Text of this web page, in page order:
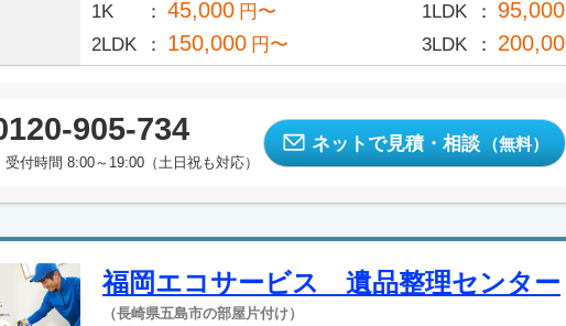
1K 45,000 円〜 1LDK 95,000
2LDK
150,000 円〜 3LDK
905-734
付時間 8:00～19:00（土日祝も対応）
ネットで見積・相談 （無料）
福岡エコサービス 遺品整理センター
（長崎県五島市の部屋片付け）